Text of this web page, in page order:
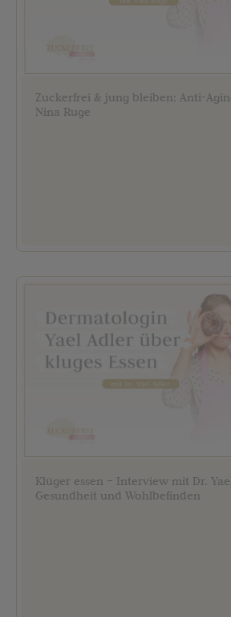
Zuckerfrei & jung bleiben: Anti-
Nina Ruge
Klüger essen – Interview mit Dr.
Gesundheit und Wohlbefinden